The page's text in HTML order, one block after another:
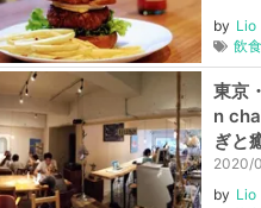
by Lio
飲
東京
n
ぎと
2020/
by Lio